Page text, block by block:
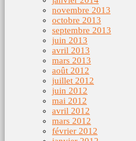
novembre 2013
octobre 2013
septembre 2013
juin 2013
avril 2013
mars 2013
août 2012
juillet 2012
juin 2012
mai 2012
avril 2012
mars 2012
février 2012